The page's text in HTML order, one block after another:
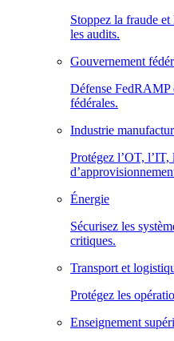
Stoppez la fraude
les audits.
Gouvernement
Défense FedRAMP
fédérales.
Industrie
Protégez l’OT,
Énergie
Sécurisez les
critiques.
Transport et
Protégez les
Enseignement